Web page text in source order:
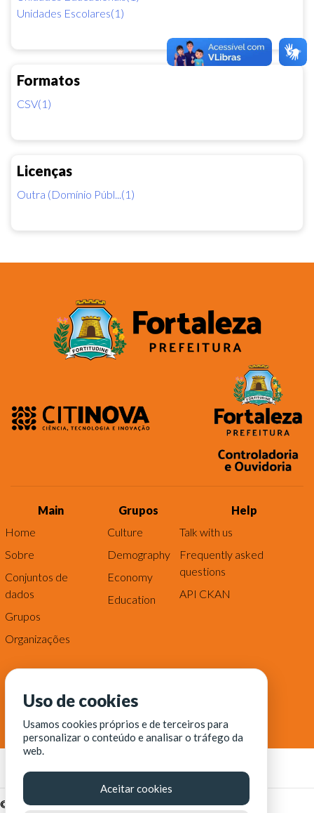
Unidades Escolares(1)
Formatos
CSV(1)
Licenças
Outra (Domínio Públ...(1)
Main
Home
Sobre
Conjuntos de
dados
Grupos
Organizações
Grupos
Culture
Demography
Economy
Education
Help
Talk with us
Frequently asked
questions
API CKAN
© Fortaleza Digital || CITINOVA - Fundação de Ciência,
Uso de cookies
Usamos cookies próprios e de terceiros para
personalizar o conteúdo e analisar o tráfego da
web.
Aceitar cookies